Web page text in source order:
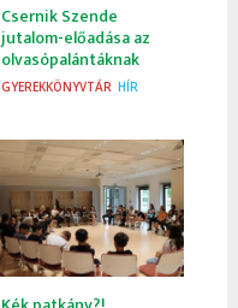
Csernik Szende
jutalom-előadása az
olvasópalántáknak
GYEREKKÖNYVTÁR HÍR